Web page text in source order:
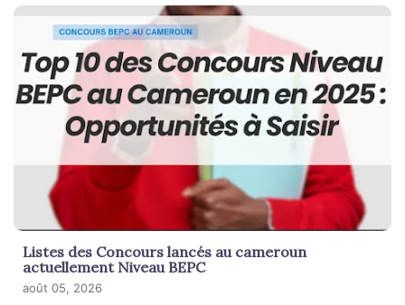
Listes des Concours lancés au cameroun
actuellement Niveau BEPC
août 05, 2026